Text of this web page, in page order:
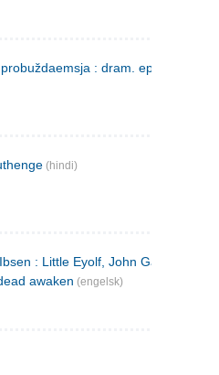
: dram. epilog v 3 d
(hindi)
: Little Eyolf, John Gabriel
awaken (engelsk)